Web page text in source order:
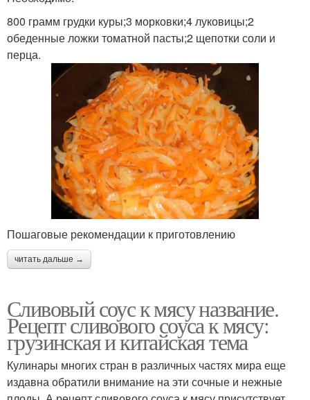
800 грамм грудки куры;3 морковки;4 луковицы;2
обеденные ложки томатной пасты;2 щепотки соли и
перца.
Пошаговые рекомендации к приготовлению
читать дальше →
Сливовый соус к мясу название.
Рецепт сливового соуса к мясу:
грузинская и китайская тема
Кулинары многих стран в различных частях мира еще
издавна обратили внимание на эти сочные и нежные